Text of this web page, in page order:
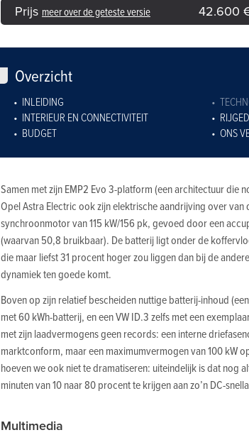
Prijs meer over de geteste versie 42.600
Overzicht
INLEIDING
INTERIEUR EN CONNECTIVITEIT
BUDGET
ONS
Samen met zijn EMP2 Evo 3-platform (een architectuur die
Opel Astra Electric ook zijn elektrische aandrijving over van
synchroonmotor van 115 kW/156 pk, gevoed door een
(waarvan 50,8 bruikbaar). De batterij ligt onder de
die maar liefst 31 procent hoger zou liggen dan bij de
dynamiek ten goede komt.
Boven op zijn relatief bescheiden nuttige batterij-inhoud
met 60 kWh-batterij, en een VW ID.3 zelfs met een
met zijn laadvermogens geen records: een interne
marktconform, maar een maximum­vermogen van 100 kW
hoeven we ook niet te dramatiseren: uiteindelijk is dat nog
minuten van 10 naar 80 procent te krijgen aan zo’n DC-
Multimedia